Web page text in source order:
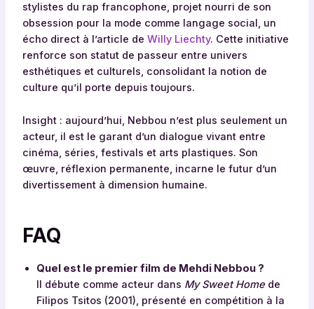
stylistes du rap francophone, projet nourri de son
obsession pour la mode comme langage social, un
écho direct à l’article de Willy Liechty. Cette initiative
renforce son statut de passeur entre univers
esthétiques et culturels, consolidant la notion de
culture qu’il porte depuis toujours.
Insight : aujourd’hui, Nebbou n’est plus seulement un
acteur, il est le garant d’un dialogue vivant entre
cinéma, séries, festivals et arts plastiques. Son
œuvre, réflexion permanente, incarne le futur d’un
divertissement à dimension humaine.
FAQ
Quel est le premier film de Mehdi Nebbou ?
Il débute comme acteur dans My Sweet Homede
Filipos Tsitos (2001), présenté en compétition à la